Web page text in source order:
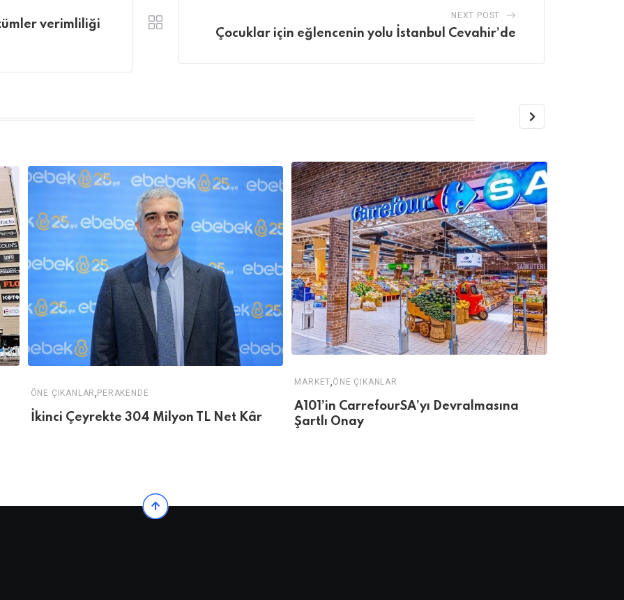
verimliliği
NEXT POST
Çocuklar için eğlencenin yolu İstanbul Cevahir’de
ÖNE ÇIKANLAR, PERAKENDE
İkinci Çeyrekte 304 Milyon TL Net Kâr
MARKET,ÖNE ÇIKANLAR
A101’in CarrefourSA’yı Devralmasına
Şartlı Onay